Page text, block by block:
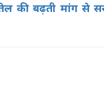
की बढ़ती मांग से